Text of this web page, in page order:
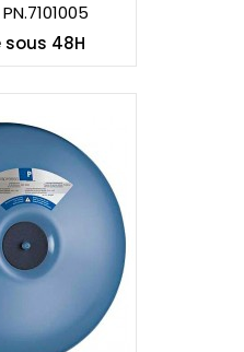
sous 48H